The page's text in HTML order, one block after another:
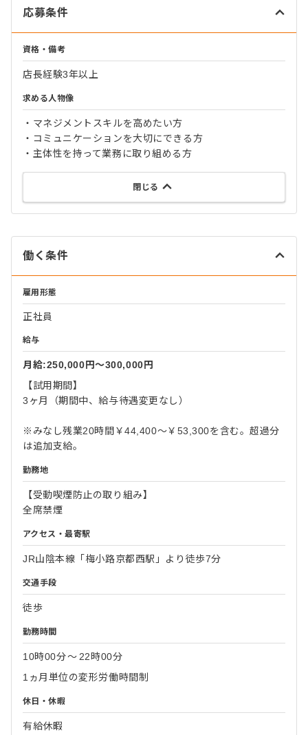
応募条件
資格・備考
店長経験3年以上
求める人物像
・マネジメントスキルを高めたい方
・コミュニケーションを大切にできる方
・主体性を持って業務に取り組める方
閉じる
働く条件
雇用形態
正社員
給与
月給:250,000円〜300,000円
【試用期間】
3ヶ月（期間中、給与待遇変更なし）
※みなし残業20時間￥44,400～￥53,300を含む。超過分
は追加支給。
勤務地
【受動喫煙防止の取り組み】
全席禁煙
アクセス・最寄駅
JR山陰本線「梅小路京都西駅」より徒歩7分
交通手段
徒歩
勤務時間
10時00分〜 22時00分
1ヵ月単位の変形労働時間制
休日・休暇
有給休暇